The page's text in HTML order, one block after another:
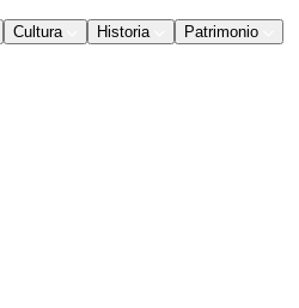
Cultura Historia
Patrimonio